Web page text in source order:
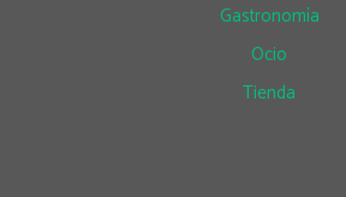
Gastronomía
Ocio
Tienda